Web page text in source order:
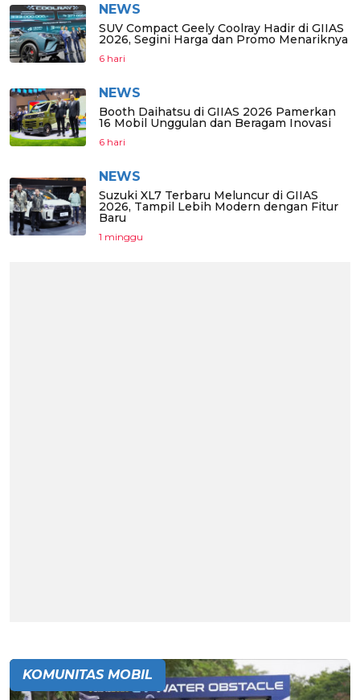
NEWS
SUV Compact Geely Coolray Hadir di GIIAS
2026, Segini Harga dan Promo Menariknya
6 hari
NEWS
Booth Daihatsu di GIIAS 2026 Pamerkan
16 Mobil Unggulan dan Beragam Inovasi
6 hari
NEWS
Suzuki XL7 Terbaru Meluncur di GIIAS
2026, Tampil Lebih Modern dengan Fitur
Baru
1 minggu
KOMUNITAS MOBIL